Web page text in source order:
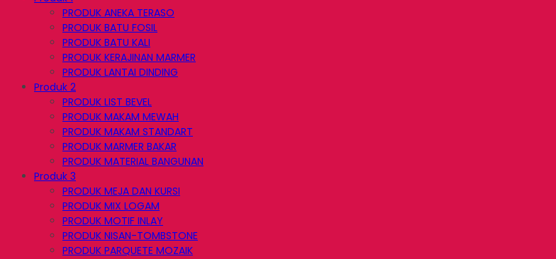
PRODUK ANEKA TERASO
PRODUK BATU FOSIL
PRODUK BATU KALI
PRODUK KERAJINAN MARMER
PRODUK LANTAI DINDING
Produk 2
PRODUK LIST BEVEL
PRODUK MAKAM MEWAH
PRODUK MAKAM STANDART
PRODUK MARMER BAKAR
PRODUK MATERIAL BANGUNAN
Produk 3
PRODUK MEJA DAN KURSI
PRODUK MIX LOGAM
PRODUK MOTIF INLAY
PRODUK NISAN-TOMBSTONE
PRODUK PARQUETE MOZAIK